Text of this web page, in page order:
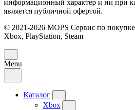
информационный характер и ни при
является публичной офертой.
© 2021-2026 MOPS Сервис по
Xbox, PlayStation, Steam
Menu
Каталог
Xbox